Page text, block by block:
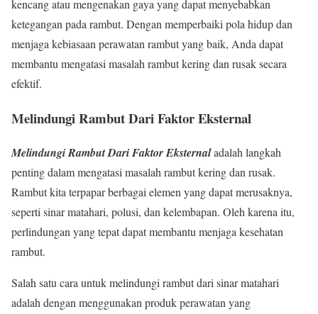
kencang atau mengenakan gaya yang dapat menyebabkan
ketegangan pada rambut. Dengan memperbaiki pola hidup dan
menjaga kebiasaan perawatan rambut yang baik, Anda dapat
membantu mengatasi masalah rambut kering dan rusak secara
efektif.
Melindungi Rambut Dari Faktor Eksternal
Melindungi Rambut Dari Faktor Eksternaladalah langkah
penting dalam mengatasi masalah rambut kering dan rusak.
Rambut kita terpapar berbagai elemen yang dapat merusaknya,
seperti sinar matahari, polusi, dan kelembapan. Oleh karena itu,
perlindungan yang tepat dapat membantu menjaga kesehatan
rambut.
Salah satu cara untuk melindungi rambut dari sinar matahari
adalah dengan menggunakan produk perawatan yang